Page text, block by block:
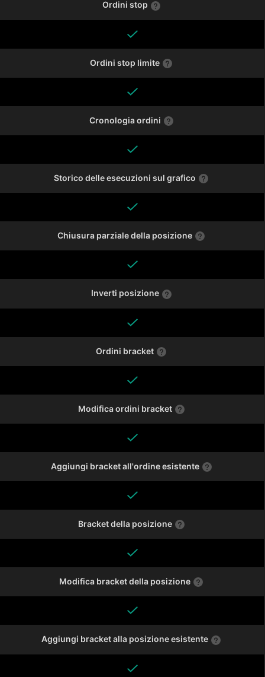
Ordini stop
Ordini stop limite
Cronologia ordini
Storico delle esecuzioni sul grafico
Chiusura parziale della posizione
Inverti posizione
Ordini bracket
Modifica ordini bracket
Aggiungi bracket all'ordine esistente
Bracket della posizione
Modifica bracket della posizione
Aggiungi bracket alla posizione esistente